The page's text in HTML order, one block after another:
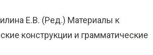
Е.В. (Ред.) Материалы к
конструкции и грамматические